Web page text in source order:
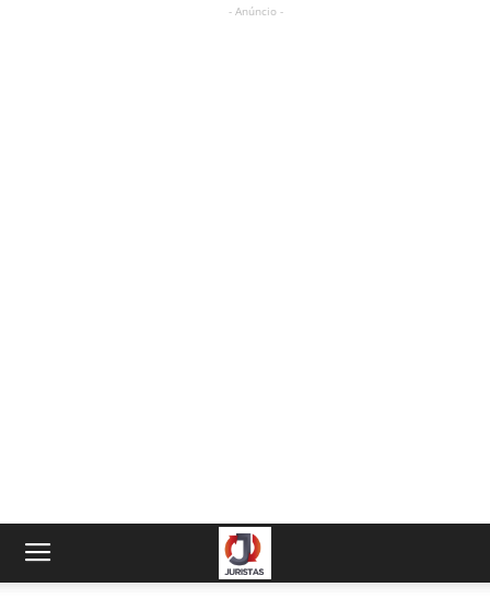
- Anúncio -